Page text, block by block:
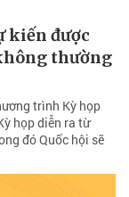
kiến được
thường
trình Kỳ họp
họp diễn ra từ
đó Quốc hội sẽ